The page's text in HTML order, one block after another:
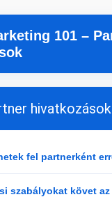
101 –
hivatkozások
fel partnerként
szabályokat követ